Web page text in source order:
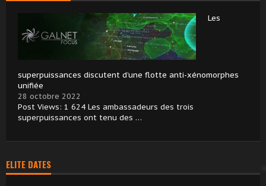
Les
superpuissances discutent d’une flotte anti-xénomorphes
unifiée
28 octobre 2022
Post Views: 1 624 Les ambassadeurs des trois
superpuissances ont tenu des …
ELITE DATES